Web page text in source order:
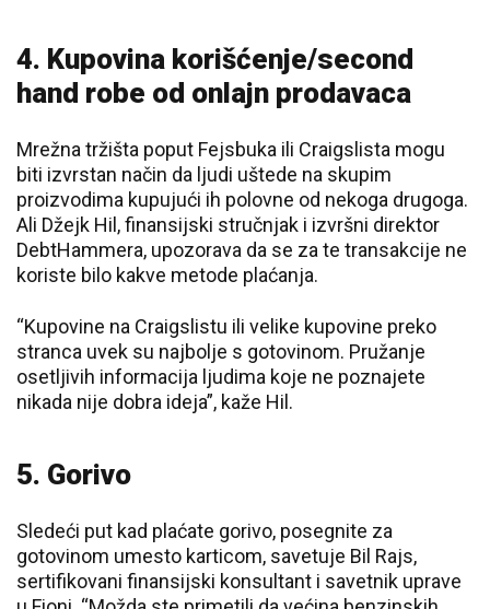
4. Kupovina korišćenje/second
hand robe od onlajn prodavaca
Mrežna tržišta poput Fejsbuka ili Craigslista mogu
biti izvrstan način da ljudi uštede na skupim
proizvodima kupujući ih polovne od nekoga drugoga.
Ali Džejk Hil, finansijski stručnjak i izvršni direktor
DebtHammera, upozorava da se za te transakcije ne
koriste bilo kakve metode plaćanja.
“Kupovine na Craigslistu ili velike kupovine preko
stranca uvek su najbolje s gotovinom. Pružanje
osetljivih informacija ljudima koje ne poznajete
nikada nije dobra ideja”, kaže Hil.
5. Gorivo
Sledeći put kad plaćate gorivo, posegnite za
gotovinom umesto karticom, savetuje Bil Rajs,
sertifikovani finansijski konsultant i savetnik uprave